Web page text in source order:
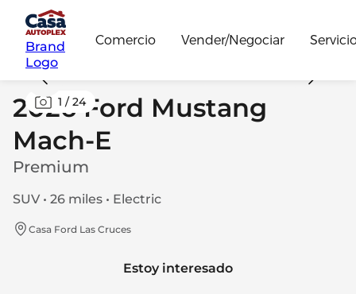
Brand
Logo
Comercio Vender/Negociar
1 /24
2026 Ford Mustang
Mach-E
Premium
SUV • 26 miles • Electric
Casa Ford Las Cruces
Estoy interesado